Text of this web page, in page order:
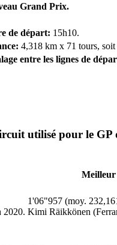
Grand Prix.
de départ: 15h10.
4,318 km x 71 tours,
entre les lignes de
utilisé pour le
2020.
1'06"957 (moy.
Kimi Räikkönen